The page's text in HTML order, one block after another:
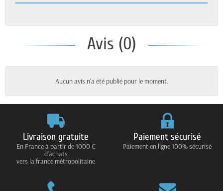
Avis (0)
Aucun avis n'a été publié pour le moment.
Livraison gratuite
En France à partir de 1000 €
d'achats
vers la france métropolitaine
Paiement sécurisé
Paiement en ligne 100% sécurisé